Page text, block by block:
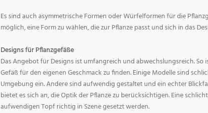
Es sind auch asymmetrische Formen oder Würfelformen für die
möglich, eine Form zu wählen, die zur Pflanze passt und sich in das
Designs für Pflanzgefäße
Das Angebot für Designs ist umfangreich und abwechslungsreich. So
Gefäß für den eigenen Geschmack zu finden. Einige Modelle sind
Umgebung ein. Andere sind aufwendig gestaltet und ein echter
bietet es sich an, die Optik der Pflanze zu berücksichtigen. Eine
aufwendigen Topf richtig in Szene gesetzt werden.